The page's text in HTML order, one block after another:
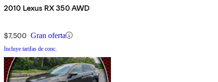
2010 Lexus RX 350 AWD
$7,500 Gran oferta
Incluye tarifas de conc.